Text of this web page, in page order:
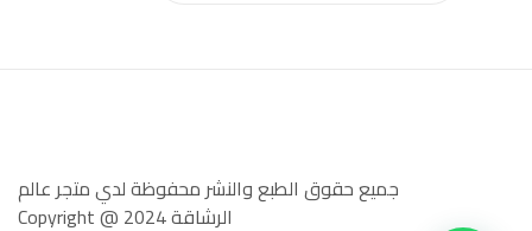
جميع حقوق الطبع والنشر محفوظة لدي متجر عالم
الرشاقة Copyright @ 2024